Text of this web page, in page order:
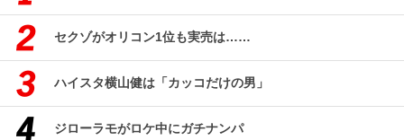
セクゾがオリコン1位も実売は……
ハイスタ横山健は「カッコだけの男」
ジローラモがロケ中にガチナンパ